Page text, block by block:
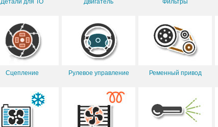
Детали для ТО Двигатель Фильтры
Сцепление Рулевое управление Ременный привод